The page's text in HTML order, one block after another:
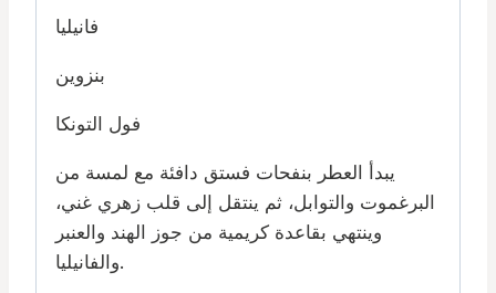
فانيليا
بنزوين
فول التونكا
يبدأ العطر بنفحات فستق دافئة مع لمسة من
البرغموت والتوابل، ثم ينتقل إلى قلب زهري غني،
وينتهي بقاعدة كريمية من جوز الهند والعنبر
والفانيليا.